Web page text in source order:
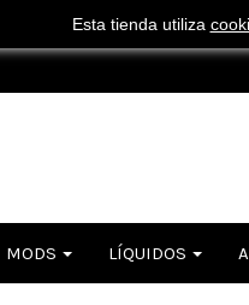
¡
MODS LÍQUIDOS
Esta tienda utiliza